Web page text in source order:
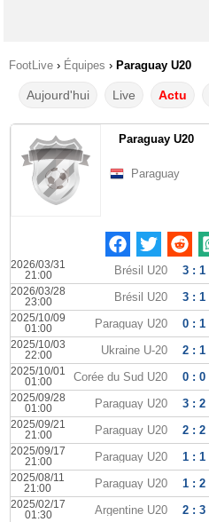
FootLive › Équipes › Paraguay U20
Aujourd'hui Live Actu
Paraguay U20
Paraguay
2026/03/31
21:00
Brésil U20 3 : 1
2026/03/28
23:00
Brésil U20 3 : 1
2025/10/09
01:00
Paraguay U20 0 : 1
2025/10/03
22:00
Ukraine U-20 2 : 1
2025/10/01
01:00
Corée du Sud U20 0 : 0
2025/09/28
01:00
Paraguay U20 3 : 2
2025/09/21
21:00
Paraguay U20 2 : 2
2025/09/17
21:00
Paraguay U20 1 : 1
2025/08/11
21:00
Paraguay U20 1 : 2
2025/02/17
01:30
Argentine U20 2 : 3